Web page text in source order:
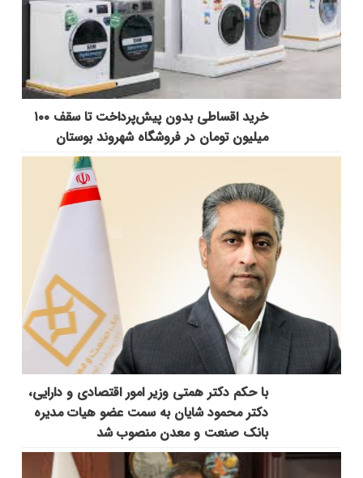
خرید اقساطی بدون پیش‌پرداخت تا سقف ۱۰۰
میلیون تومان در فروشگاه شهروند بوستان
با حکم دکتر همتی وزیر امور اقتصادی و دارایی،
دکتر محمود شایان به سمت عضو هیات مدیره
بانک صنعت و معدن منصوب شد